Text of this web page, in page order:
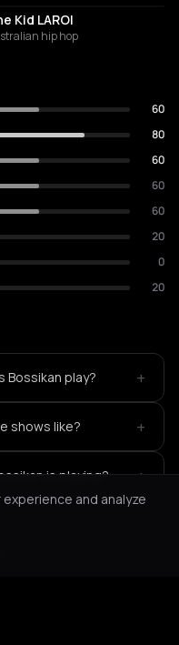
Kid LAROI
hip hop
60
80
60
60
60
20
0
20
Bossikan play? +
shows like? +
is playing? +
and analyze